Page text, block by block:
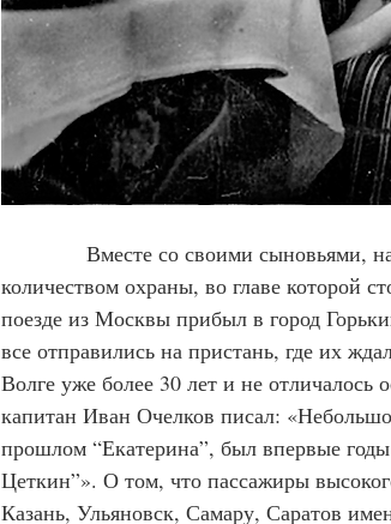
Вместе со своими сыновьями,
количеством охраны, во главе которой
поезде из Москвы прибыл в город
все отправились на пристань, где их
Волге уже более 30 лет и не
капитан Иван Очелков писал:
прошлом “Екатерина”, был впервые
Цеткин”». О том, что пассажиры
Казань, Ульяновск, Самару, Саратов